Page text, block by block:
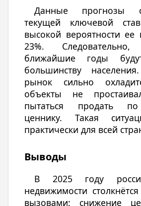
Данные прогнозы
текущей ключевой
высокой вероятности
23%.
ближайшие годы
большинству
рынок сильно
объекты не
пытаться продать
ценнику. Такая
практически для всей
Выводы
В 2025 году
недвижимости
вызовами: снижение